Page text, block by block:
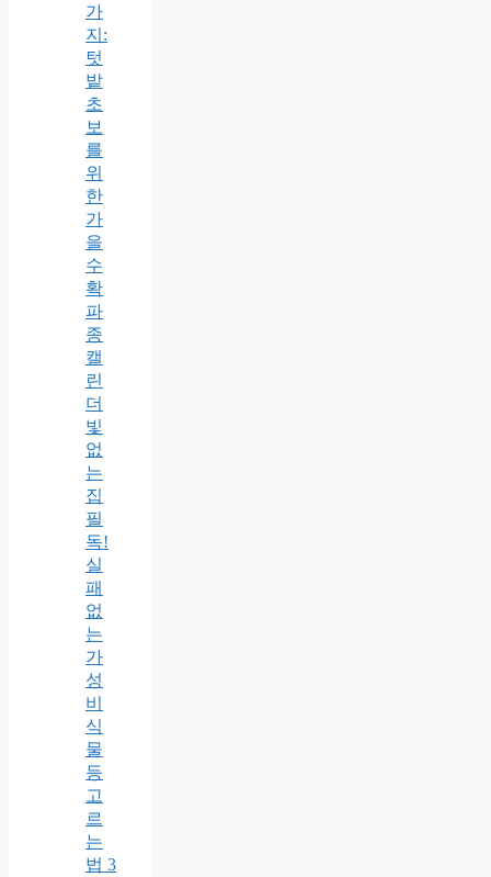
가
지:
텃
밭
초
보
를
위
한
가
을
수
확
파
종
캘
린
더
빛
없
는
집
필
독!
실
패
없
는
가
성
비
식
물
등
고
르
는
법 3